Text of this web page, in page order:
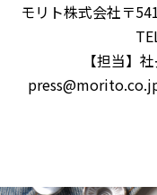
モリト株式会社〒
【担当】